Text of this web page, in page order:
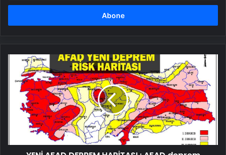
adresinizi
YENİ
AFAD
DEPREM
HARİTASI
AFAD
deprem
haritası
yenilendi!